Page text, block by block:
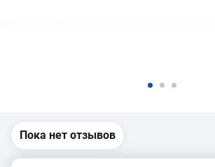
Пока нет отзывов